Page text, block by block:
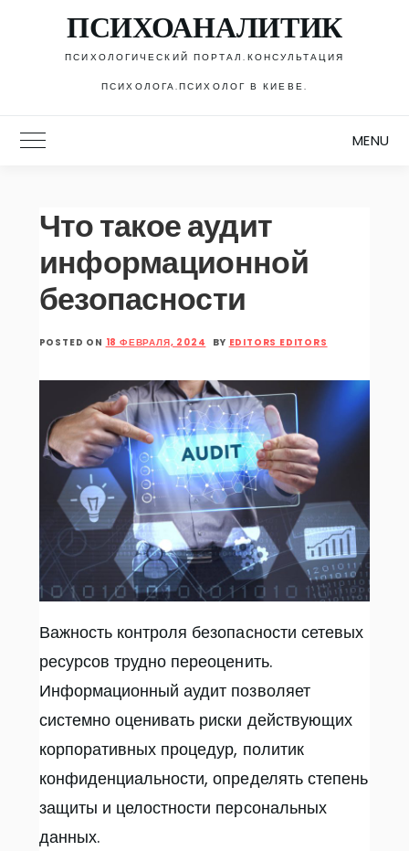
ПСИХОАНАЛИТИК
ПСИХОЛОГИЧЕСКИЙ ПОРТАЛ.КОНСУЛЬТАЦИЯ
ПСИХОЛОГА.ПСИХОЛОГ В КИЕВЕ.
Toggle Main Menu MENU
Что такое аудит
информационной
безопасности
POSTED ON 18 ФЕВРАЛЯ, 2024 BY EDITORS EDITORS
Важность контроля безопасности сетевых
ресурсов трудно переоценить.
Информационный аудит позволяет
системно оценивать риски действующих
корпоративных процедур, политик
конфиденциальности, определять степень
защиты и целостности персональных
данных.